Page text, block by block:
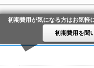
初期費用が気になる方はお気軽
初期費用を聞